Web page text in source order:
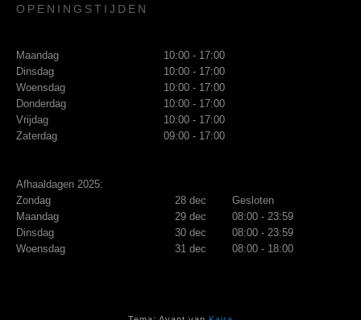
OPENINGSTIJDEN
Maandag
10:00 - 17:00
Dinsdag
10:00 - 17:00
Woensdag
10:00 - 17:00
Donderdag
10:00 - 17:00
Vrijdag
10:00 - 17:00
Zaterdag
09:00 - 17:00
Afhaaldagen 2025:
Zondag
28 dec
Gesloten
Maandag
29 dec
08:00 - 23:59
Dinsdag
30 dec
08:00 - 23:59
Woensdag
31 dec 08:00 - 18:00